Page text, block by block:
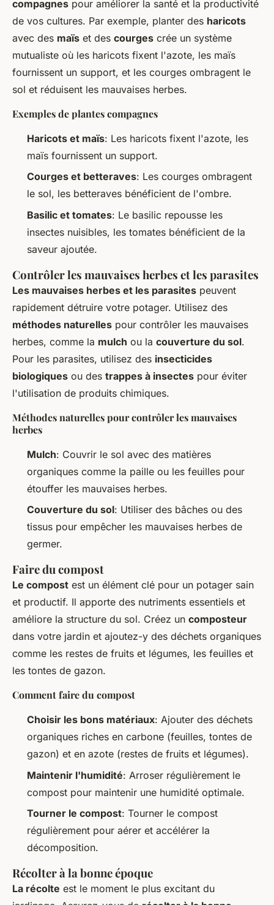
compagnes pour améliorer la santé et la productivité
de vos cultures. Par exemple, planter des haricots
avec des maïs et des courges crée un système
mutualiste où les haricots fixent l'azote, les maïs
fournissent un support, et les courges ombragent le
sol et réduisent les mauvaises herbes.
Exemples de plantes compagnes
Haricots et maïs: Les haricots fixent l'azote, les
maïs fournissent un support.
Courges et betteraves: Les courges ombragent
le sol, les betteraves bénéficient de l'ombre.
Basilic et tomates: Le basilic repousse les
insectes nuisibles, les tomates bénéficient de la
saveur ajoutée.
Contrôler les mauvaises herbes et les parasites
Les mauvaises herbes et les parasites peuvent
rapidement détruire votre potager. Utilisez des
méthodes naturelles pour contrôler les mauvaises
herbes, comme la mulch ou la couverture du sol.
Pour les parasites, utilisez des insecticides
biologiques ou des trappes à insectes pour éviter
l'utilisation de produits chimiques.
Méthodes naturelles pour contrôler les mauvaises
herbes
Mulch: Couvrir le sol avec des matières
organiques comme la paille ou les feuilles pour
étouffer les mauvaises herbes.
Couverture du sol: Utiliser des bâches ou des
tissus pour empêcher les mauvaises herbes de
germer.
Faire du compost
Le compost est un élément clé pour un potager sain
et productif. Il apporte des nutriments essentiels et
améliore la structure du sol. Créez un composteur
dans votre jardin et ajoutez-y des déchets organiques
comme les restes de fruits et légumes, les feuilles et
les tontes de gazon.
Comment faire du compost
Choisir les bons matériaux: Ajouter des déchets
organiques riches en carbone (feuilles, tontes de
gazon) et en azote (restes de fruits et légumes).
Maintenir l'humidité: Arroser régulièrement le
compost pour maintenir une humidité optimale.
Tourner le compost: Tourner le compost
régulièrement pour aérer et accélérer la
décomposition.
Récolter à la bonne époque
La récolte est le moment le plus excitant du